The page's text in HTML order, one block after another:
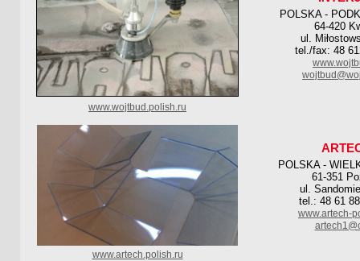
POLSKA -
64-420
ul.
tel./fax: 48
www.wojtbud.polish.ru
POLSKA -
61-351
ul.
tel.: 48 61
www.artech-
www.artech.polish.ru